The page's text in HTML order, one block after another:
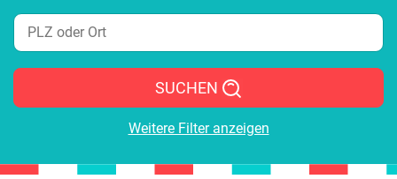
SUCHEN
Weitere Filter anzeigen